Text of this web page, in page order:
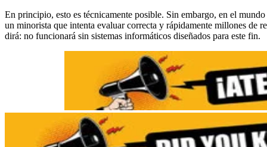
En principio, esto es técnicamente posible. Sin embargo, en el
un minorista que intenta evaluar correcta y rápidamente millones de
dirá: no funcionará sin sistemas informáticos diseñados para este fin.